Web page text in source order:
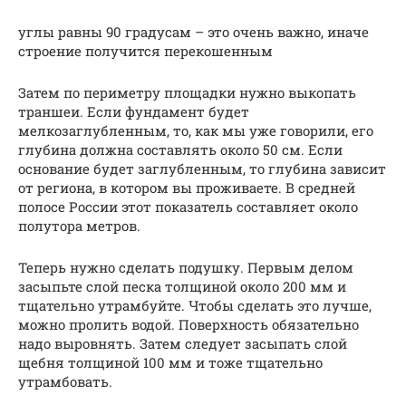
углы равны 90 градусам – это очень важно, иначе
строение получится перекошенным
Затем по периметру площадки нужно выкопать
траншеи. Если фундамент будет
мелкозаглубленным, то, как мы уже говорили, его
глубина должна составлять около 50 см. Если
основание будет заглубленным, то глубина зависит
от региона, в котором вы проживаете. В средней
полосе России этот показатель составляет около
полутора метров.
Теперь нужно сделать подушку. Первым делом
засыпьте слой песка толщиной около 200 мм и
тщательно утрамбуйте. Чтобы сделать это лучше,
можно пролить водой. Поверхность обязательно
надо выровнять. Затем следует засыпать слой
щебня толщиной 100 мм и тоже тщательно
утрамбовать.